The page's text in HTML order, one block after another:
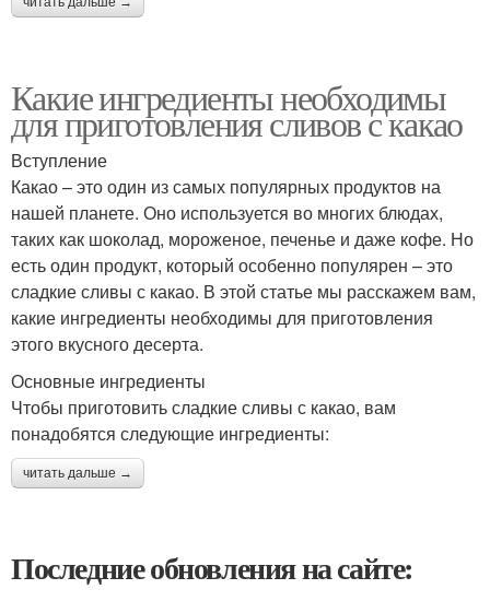
Какие ингредиенты необходимы
для приготовления сливов с какао
Вступление
Какао – это один из самых популярных продуктов на
нашей планете. Оно используется во многих блюдах,
таких как шоколад, мороженое, печенье и даже кофе. Но
есть один продукт, который особенно популярен – это
сладкие сливы с какао. В этой статье мы расскажем вам,
какие ингредиенты необходимы для приготовления
этого вкусного десерта.
Основные ингредиенты
Чтобы приготовить сладкие сливы с какао, вам
понадобятся следующие ингредиенты:
читать дальше →
Последние обновления на сайте: